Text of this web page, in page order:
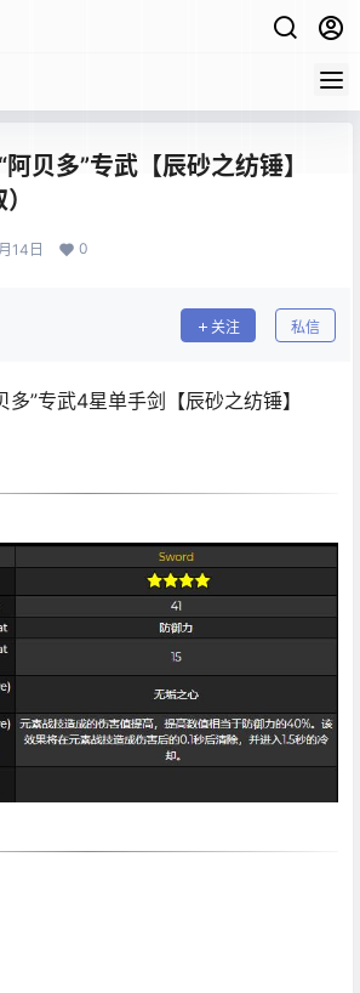
贝多”专武【辰砂之纺锤】
14日 0
关注 私信
”专武4星单手剑【辰砂之纺锤】